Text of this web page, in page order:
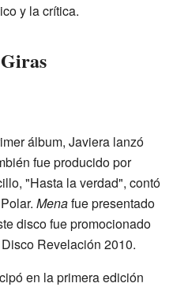
y la crítica.
álbum, Javiera lanzó
fue producido por
"Hasta la verdad", contó
Menafue presentado
disco fue promocionado
Revelación 2010.
en la primera edición